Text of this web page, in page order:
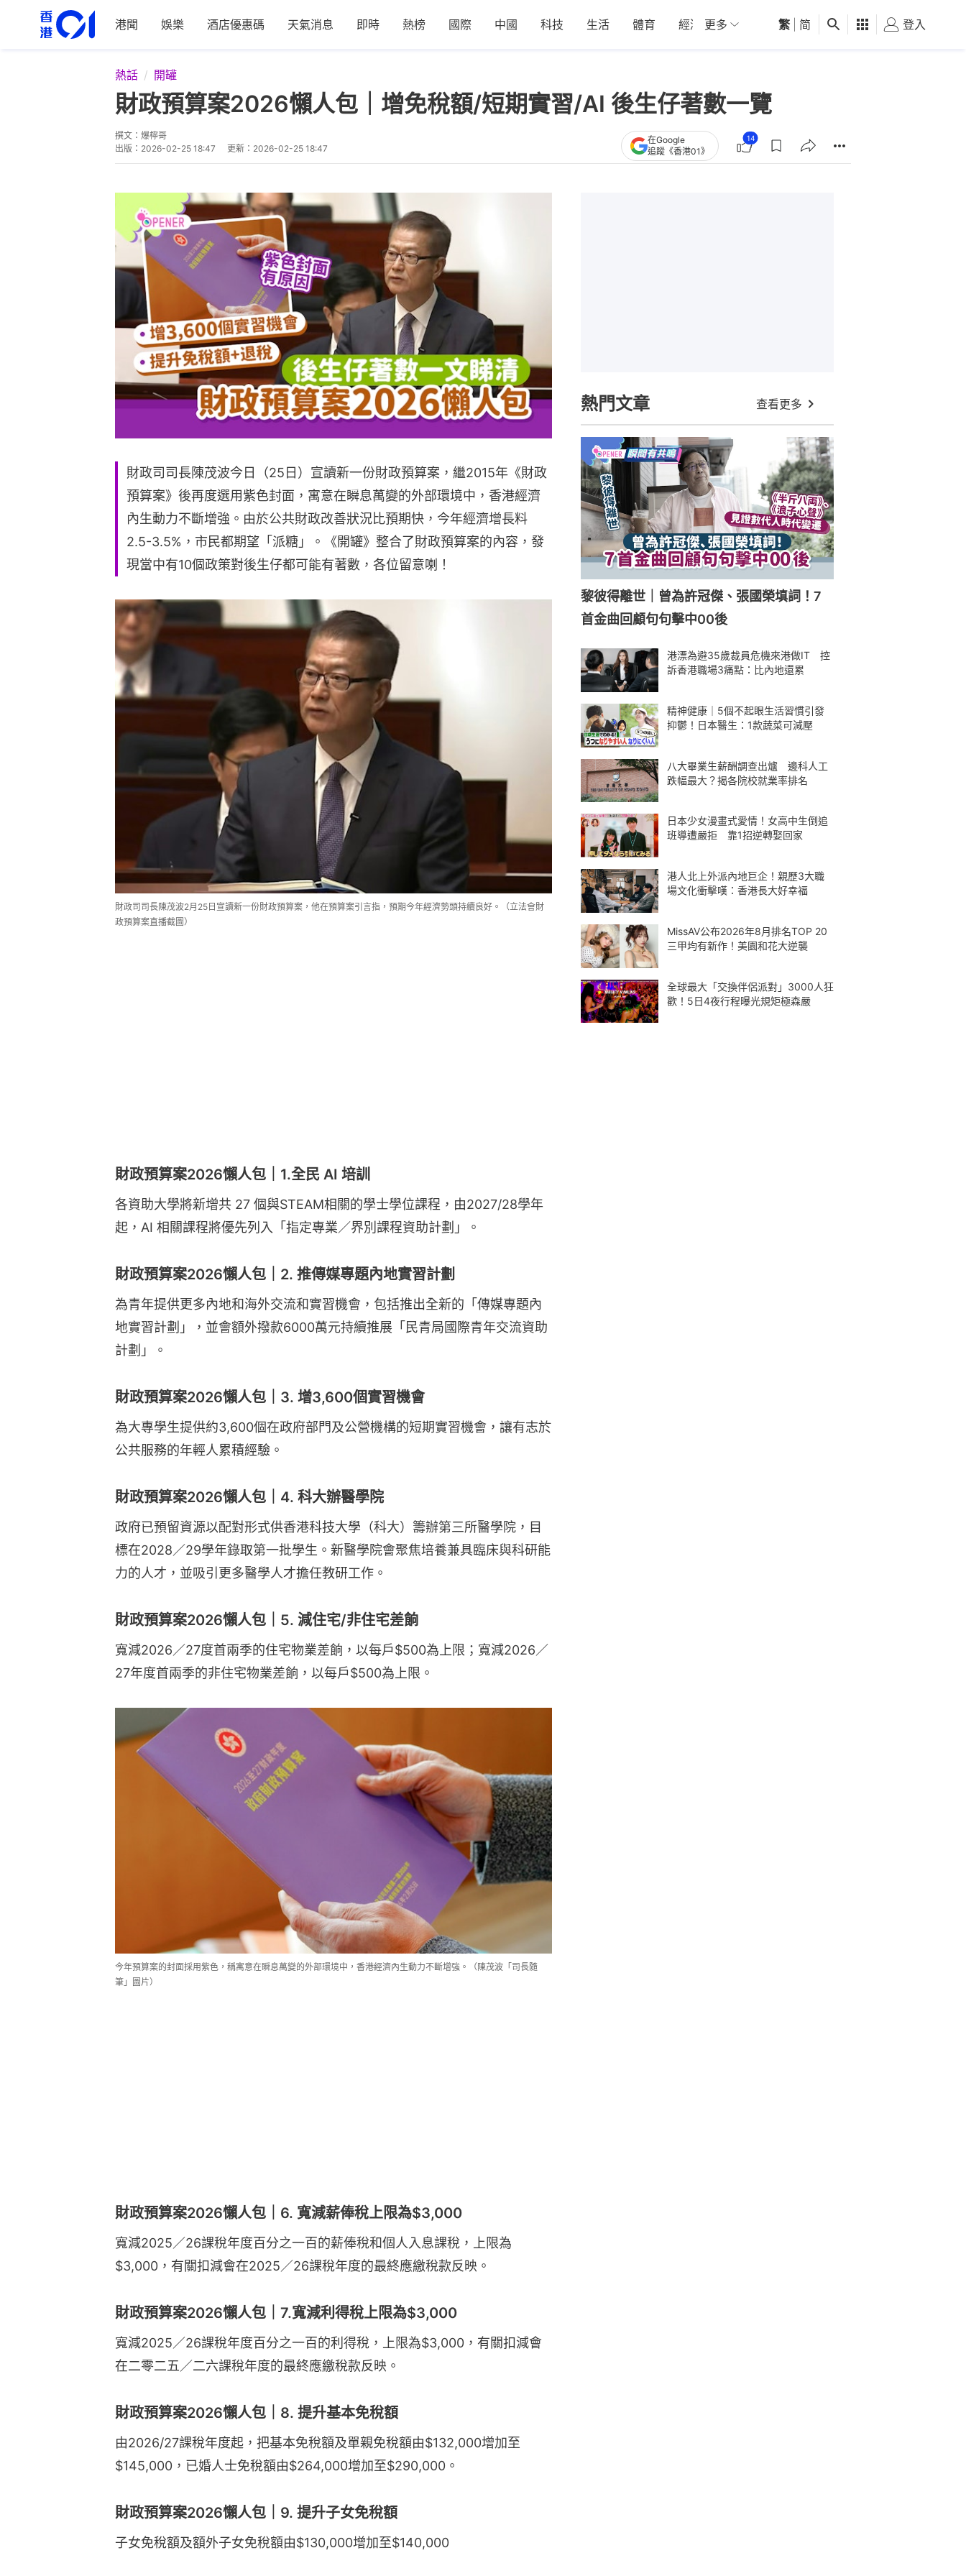
港聞 娛樂 酒店優惠碼 天氣消息 即時 熱榜 國際 中國 科技 生活 體育 經濟 01深圳 觀點 健康 好食玩飛
更多 繁 简 登入
熱話 開罐
財政預算案2026懶人包｜增免稅額/短期實習/AI 後生仔著數一覽
撰文： 爆檸哥
出版： 2026-02-25 18:47 更新： 2026-02-25 18:47
在Google
追蹤《香港01》
14
財政司司長陳茂波今日（25日）宣讀新一份財政預算案，繼2015年《財政
預算案》後再度選用紫色封面，寓意在瞬息萬變的外部環境中，香港經濟
內生動力不斷增強。由於公共財政改善狀況比預期快，今年經濟增長料
2.5-3.5%，市民都期望「派糖」。《開罐》整合了財政預算案的內容，發
現當中有10個政策對後生仔都可能有著數，各位留意喇！
財政司司長陳茂波2月25日宣讀新一份財政預算案，他在預算案引言指，預期今年經濟勢頭持續良好。（立法會財
政預算案直播截圖）
財政預算案2026懶人包｜1.全民 AI 培訓
各資助大學將新增共 27 個與STEAM相關的學士學位課程，由2027/28學年
起，AI 相關課程將優先列入「指定專業／界別課程資助計劃」。
財政預算案2026懶人包｜2. 推傳媒專題內地實習計劃
為青年提供更多內地和海外交流和實習機會，包括推出全新的「傳媒專題內
地實習計劃」，並會額外撥款6000萬元持續推展「民青局國際青年交流資助
計劃」。
財政預算案2026懶人包｜3. 增3,600個實習機會
為大專學生提供約3,600個在政府部門及公營機構的短期實習機會，讓有志於
公共服務的年輕人累積經驗。
財政預算案2026懶人包｜4. 科大辦醫學院
政府已預留資源以配對形式供香港科技大學（科大）籌辦第三所醫學院，目
標在2028／29學年錄取第一批學生。新醫學院會聚焦培養兼具臨床與科研能
力的人才，並吸引更多醫學人才擔任教研工作。
財政預算案2026懶人包｜5. 減住宅/非住宅差餉
寬減2026／27度首兩季的住宅物業差餉，以每戶$500為上限；寬減2026／
27年度首兩季的非住宅物業差餉，以每戶$500為上限。
今年預算案的封面採用紫色，稱寓意在瞬息萬變的外部環境中，香港經濟內生動力不斷增強。（陳茂波「司長隨
筆」圖片）
財政預算案2026懶人包｜6. 寬減薪俸稅上限為$3,000
寬減2025／26課稅年度百分之一百的薪俸稅和個人入息課稅，上限為
$3,000，有關扣減會在2025／26課稅年度的最終應繳稅款反映。
財政預算案2026懶人包｜7.寬減利得稅上限為$3,000
寬減2025／26課稅年度百分之一百的利得稅，上限為$3,000，有關扣減會
在二零二五／二六課稅年度的最終應繳稅款反映。
財政預算案2026懶人包｜8. 提升基本免稅額
由2026/27課稅年度起，把基本免稅額及單親免稅額由$132,000增加至
$145,000，已婚人士免稅額由$264,000增加至$290,000。
財政預算案2026懶人包｜9. 提升子女免稅額
子女免稅額及額外子女免稅額由$130,000增加至$140,000
熱門文章 查看更多
黎彼得離世｜曾為許冠傑、張國榮填詞！7
首金曲回顧句句擊中00後
港漂為避35歲裁員危機來港做IT 控
訴香港職場3痛點：比內地還累
精神健康｜5個不起眼生活習慣引發
抑鬱！日本醫生：1款蔬菜可減壓
八大畢業生薪酬調查出爐 邊科人工
跌幅最大？揭各院校就業率排名
日本少女漫畫式愛情！女高中生倒追
班導遭嚴拒 靠1招逆轉娶回家
港人北上外派內地巨企！親歷3大職
場文化衝擊嘆：香港長大好幸福
MissAV公布2026年8月排名TOP 20
三甲均有新作！美園和花大逆襲
全球最大「交換伴侶派對」3000人狂
歡！5日4夜行程曝光規矩極森嚴